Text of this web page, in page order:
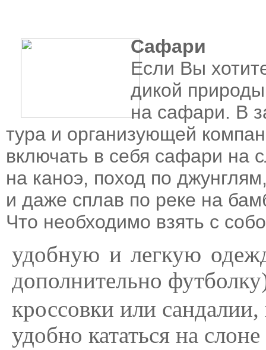
Сафари
Если Вы
дикой
на сафари. В
тура и организующей
включать в себя сафари на
на каноэ, поход по
и даже сплав по реке на
Что необходимо взять с
удобную и легкую
дополнительно
кроссовки или
удобно кататься на